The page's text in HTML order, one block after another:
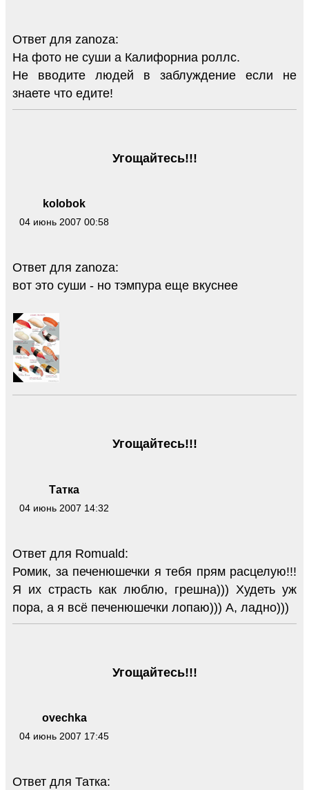
Ответ для zanoza:
На фото не суши а Калифорниа роллс.
Не вводите людей в заблуждение если не
знаете что едите!
kolobok
04 июнь 2007 00:58
Угощайтесь!!!
Ответ для zanoza:
вот это суши - но тэмпура еще вкуснее
Татка
04 июнь 2007 14:32
Угощайтесь!!!
Ответ для Romuald:
Ромик, за печенюшечки я тебя прям расцелую!!!
Я их страсть как люблю, грешна))) Худеть уж
пора, а я всё печенюшечки лопаю))) А, ладно)))
ovechka
04 июнь 2007 17:45
Угощайтесь!!!
Ответ для Татка: